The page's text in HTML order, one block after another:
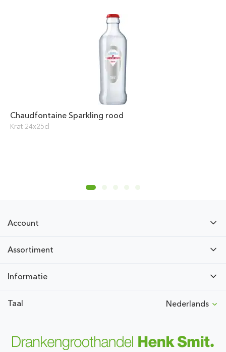
Chaudfontaine Sparkling rood
Krat 24x25cl
Account
Assortiment
Informatie
Taal Nederlands